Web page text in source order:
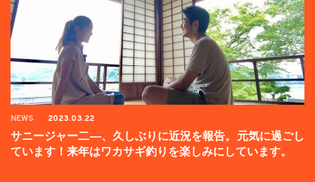
NEWS 2023.03.22
サニージャー二―、久しぶりに近況を報告。元気に過ごし
ています！来年はワカサギ釣りを楽しみにしています。